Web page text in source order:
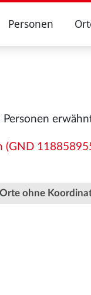
Personen
(GND
Orte ohne